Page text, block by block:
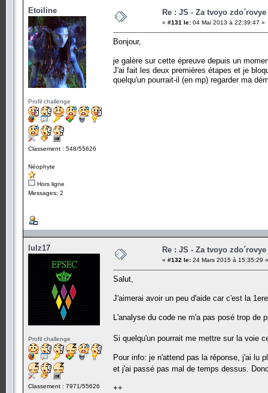
Etoiline
Profil challenge
Classement : 548/55626
Néophyte
Hors ligne
Messages: 2
Re : JS - Za tvoyo zdo´rovye
« #131 le: 04 Mai 2013 à 22:39:47 »
Bonjour,
je galère sur cette épreuve depuis un
J'ai fait les deux premières étapes et je
quelqu'un pourrait-il (en mp) regarder ma
lulz17
Profil challenge
Classement : 7971/55626
Re : JS - Za tvoyo zdo´rovye
« #132 le: 24 Mars 2015 à 15:35:29 »
Salut,
J'aimerai avoir un peu d'aide car c'est la
L'analyse du code ne m'a pas posé trop
Si quelqu'un pourrait me mettre sur la voie
Pour info: je n'attend pas la réponse, j'ai lu
et j'ai passé pas mal de temps dessus.
++